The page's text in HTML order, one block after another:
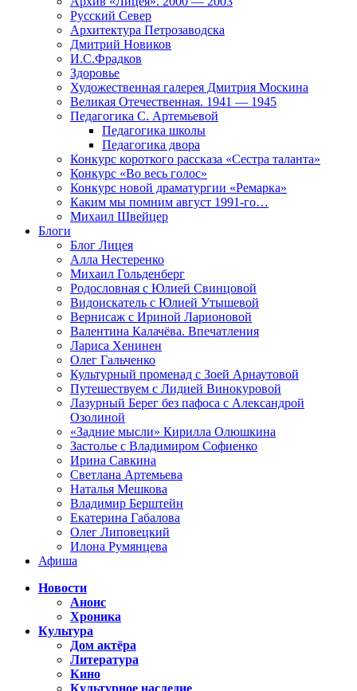
Русский Север
Архитектура Петрозаводска
Дмитрий Новиков
И.С.Фрадков
Здоровье
Художественная галерея Дмитрия Москина
Великая Отечественная. 1941 — 1945
Педагогика С. Артемьевой
Педагогика школы
Педагогика двора
Конкурс короткого рассказа «Сестра таланта»
Конкурс «Во весь голос»
Конкурс новой драматургии «Ремарка»
Каким мы помним август 1991-го…
Михаил Швейцер
Блоги
Блог Лицея
Алла Нестеренко
Михаил Гольденберг
Родословная с Юлией Свинцовой
Видоискатель с Юлией Утышевой
Вернисаж с Ириной Ларионовой
Валентина Калачёва. Впечатления
Лариса Хенинен
Олег Гальченко
Культурный променад с Зоей Арнаутовой
Путешествуем с Лидией Винокуровой
Лазурный Берег без пафоса с Александрой
Озолиной
«Задние мысли» Кирилла Олюшкина
Застолье с Владимиром Софиенко
Ирина Савкина
Светлана Артемьева
Наталья Мешкова
Владимир Берштейн
Екатерина Габалова
Олег Липовецкий
Илона Румянцева
Афиша
Новости
Анонс
Хроника
Культура
Дом актёра
Литература
Кино